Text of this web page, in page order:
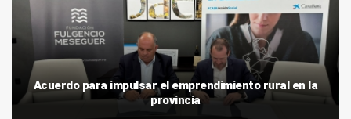
Acuerdo para impulsar el emprendimiento rural en la
provincia